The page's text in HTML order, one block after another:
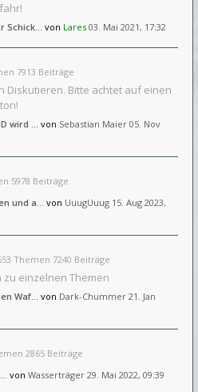
Schick… von Lares 03. Mai 2021, 17:32
7913 Beiträge
Diskutieren. Bitte achtet auf einen
wird … von Sebastian Maier 05. Nov
5978 Beiträge
und a… von UuugUuug 15. Aug 2023,
Themen 7240 Beiträge
einzelnen Themen
Waf… von Dark-Chummer 21. Jan
2865 Beiträge
von Wasserträger 29. Mai 2022, 09:39